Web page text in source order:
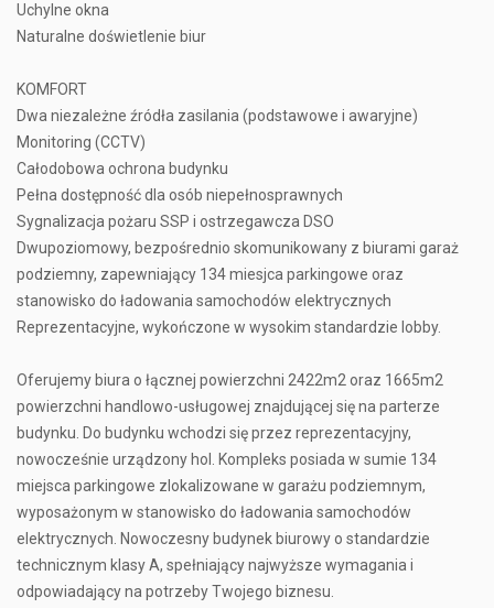
Uchylne okna
Naturalne doświetlenie biur
KOMFORT
Dwa niezależne źródła zasilania (podstawowe i awaryjne)
Monitoring (CCTV)
Całodobowa ochrona budynku
Pełna dostępność dla osób niepełnosprawnych
Sygnalizacja pożaru SSP i ostrzegawcza DSO
Dwupoziomowy, bezpośrednio skomunikowany z biurami garaż
podziemny, zapewniający 134 miesjca parkingowe oraz
stanowisko do ładowania samochodów elektrycznych
Reprezentacyjne, wykończone w wysokim standardzie lobby.
Oferujemy biura o łącznej powierzchni 2422m2 oraz 1665m2
powierzchni handlowo-usługowej znajdującej się na parterze
budynku. Do budynku wchodzi się przez reprezentacyjny,
nowocześnie urządzony hol. Kompleks posiada w sumie 134
miejsca parkingowe zlokalizowane w garażu podziemnym,
wyposażonym w stanowisko do ładowania samochodów
elektrycznych. Nowoczesny budynek biurowy o standardzie
technicznym klasy A, spełniający najwyższe wymagania i
odpowiadający na potrzeby Twojego biznesu.